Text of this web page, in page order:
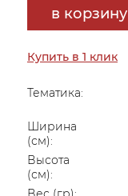
в корзину
Купить в 1 клик
Тематика:
Ширина
(см):
Высота
(см):